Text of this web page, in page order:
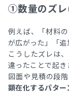
①数量のズレ
例えば、「材料
が広がった」「追
こうしたズレは
違ったことで起き
図面や見積の段
顕在化するパター